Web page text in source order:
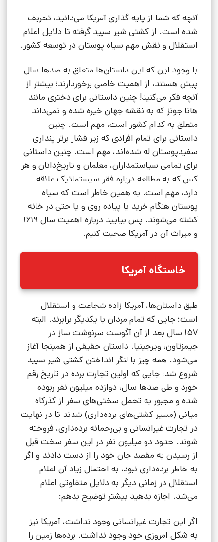
آنچه که شما از پایه گذاری آمریکا می‌دانید، تحریف
شده است. از کشتی شیر سپید گرفته تا دلایل اعلام
استقلال و نقش مهم سیاه پوستان در توسعه کشور.
با وجود این که این داستان‌ها متعلق به صدها سال
پیش هستند، از اهمیت خاصی برخوردارند؛ بیشتر از
آنچه فکر می‌کنید! چنین داستانی برای دختری مانند
هانا جونز که به نقشه جهان خیره شده و نمی‌داند
متعلق به کدام کشور است، مهم است. چنین
داستانی برای تمام افرادی که زیر فشار برتر پنداری
سفیدپوستان له شده‌اند، مهم است. چنین داستانی
برای تمامی سیاستمداران، معلمان و تاریخ‌دانان و هر
کس که به مطالعه درباره فقر سیستماتیک علاقه
دارد، مهم است. به همین خاطر است که سیاه
پوستان هنگام خرید یا پیاده روی و یا حتی در خانه
کشته می‌شوند. پس بیایید درباره اهمیت سال 1619
و میراث آن در آمریکا صحبت کنیم.
خاستگاه آمریکا
طبق داستان‌ها، آمریکا زاده شجاعت و استقلال
است؛ جایی که تمام مردان با یکدیگر برابرند. البته
157 سال بعد از آن آگوست سرنوشت ساز در
جیمزتاون، ویرجینیا. داستان حقیقی از همینجا آغاز
می‌شود. همه چیز با لنگر انداختن کشتی شیر سپید
شروع شد؛ جایی که اولین تجارت برده در تاریخ رقم
خورد و طی صدها سال، دوازده میلیون نفر ربوده
شده و مجبور به تحمل سختی‌های سفر از گذرگاه
میانی (مسیر کشتی‌های برده‌داری) شدند تا در نهایت
در تجارت غیرانسانی و بی‌رحمانه برده‌داری، فروخته
شوند. حدود دو میلیون نفر در این سفر سخت قبل
از رسیدن به مقصد جان خود را از دست دادند و اگر
به خاطر برده‌داری نبود، به احتمال زیاد آن اعلام
استقلال در زمانی دیگر به دلایل متفاوتی اعلام
می‌شد. اجازه بدهید بیشتر توضیح بدهم:
اگر این تجارت غیرانسانی وجود نداشت، آمریکا نیز
به شکل امروزی خود وجود نداشت. برده‌ها زمین را